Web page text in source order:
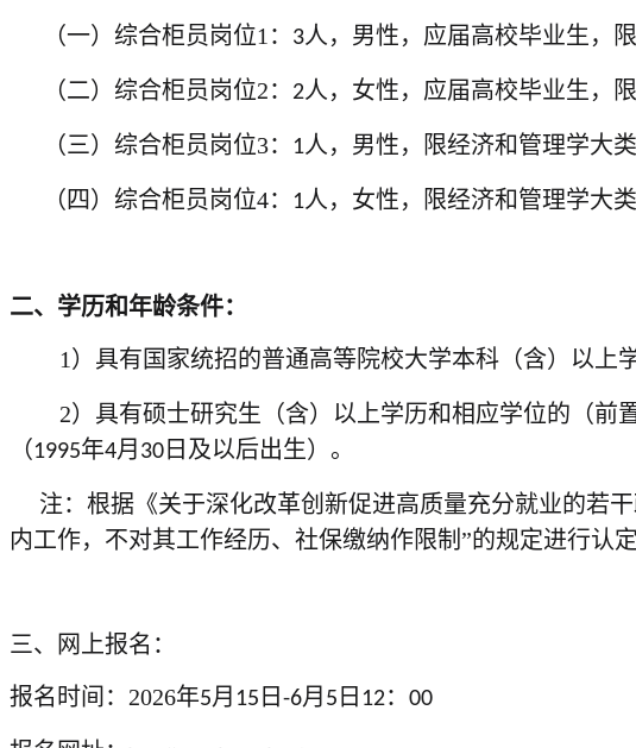
（一） 综合柜员岗位1 ： 3人，男性，应届高校毕业生，
（二） 综合柜员岗位2： 2人，女性，应届高校毕业生，
（三） 综合柜员岗位3： 1人，男性，限经济和管理学大
（四） 综合柜员岗位4： 1人，女性，限经济和管理学大
二、 学历和年龄条件：
1） 具有国家统招的普通高等院校大学本科（含）以上
2） 具有硕士研究生（含）以上学历和相应学位的（前
（ 1995年4月 30 日及以后出生）。
注：根据《关于深化改革创新促进高质量充分就业的若
内工作，不对其工作经历、社保缴纳作限制”的规定进行认定
三、网上报名：
报名时间：2026年5月 15 日 -6月 5 日 12： 00